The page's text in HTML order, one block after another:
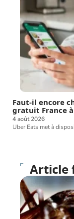
Faut-il encore
gratuit France
4 août 2026
Uber Eats met à
Article